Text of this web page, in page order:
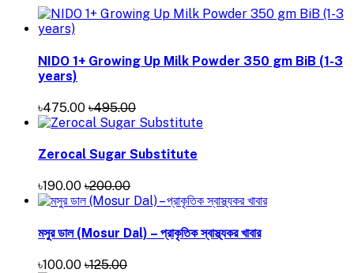
NIDO 1+ Growing Up Milk Powder 350 gm BiB (1-3
years)
৳475.00 ৳495.00
Zerocal Sugar Substitute
৳190.00 ৳200.00
মসুর ডাল (Mosur Dal) – প্রাকৃতিক স্বাস্থ্যকর খাবার
৳100.00 ৳125.00